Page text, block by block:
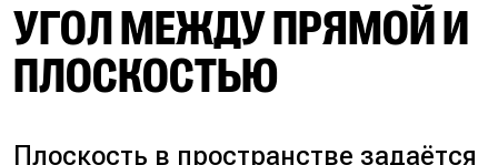
УГОЛ МЕЖДУ ПРЯМОЙ И
ПЛОСКОСТЬЮ
Плоскость в пространстве задаётся